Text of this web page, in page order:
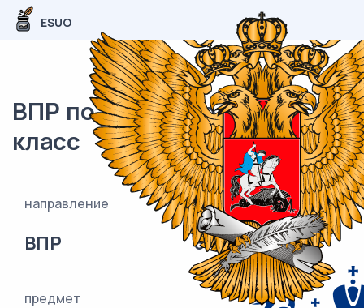
ESUO
ВПР по обществознанию 8
класс
направление
ВПР
класс
8
предмет